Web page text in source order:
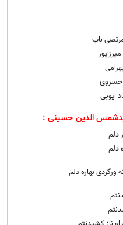
باب
ایوبی
الدین حسینی :
دلم
دلم
بهاره دلم